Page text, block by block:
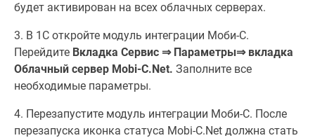
будет активирован на всех облачных серверах.
3. В 1С откройте модуль интеграции Моби-С.
Перейдите Вкладка Сервис ⇒ Параметры⇒ вкладка
Облачный сервер Mobi-C.Net. Заполните все
необходимые параметры.
4. Перезапустите модуль интеграции Моби-С. После
перезапуска иконка статуса Mobi-С.Net должна стать